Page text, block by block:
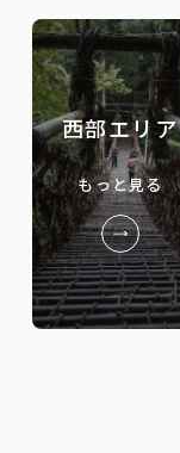
西部エリア
もっと見る